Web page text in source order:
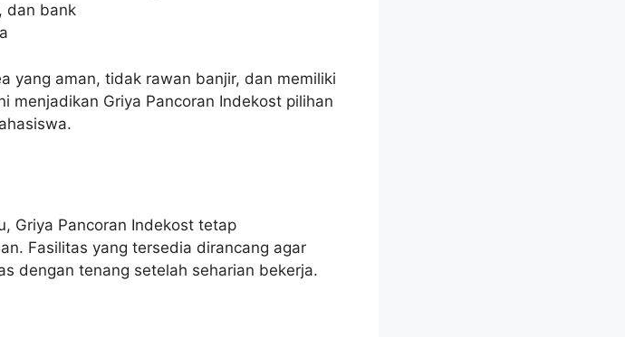
dan bank
yang aman, tidak rawan banjir, dan memiliki
menjadikan Griya Pancoran Indekost pilihan
Griya Pancoran Indekost tetap
Fasilitas yang tersedia dirancang agar
dengan tenang setelah seharian bekerja.